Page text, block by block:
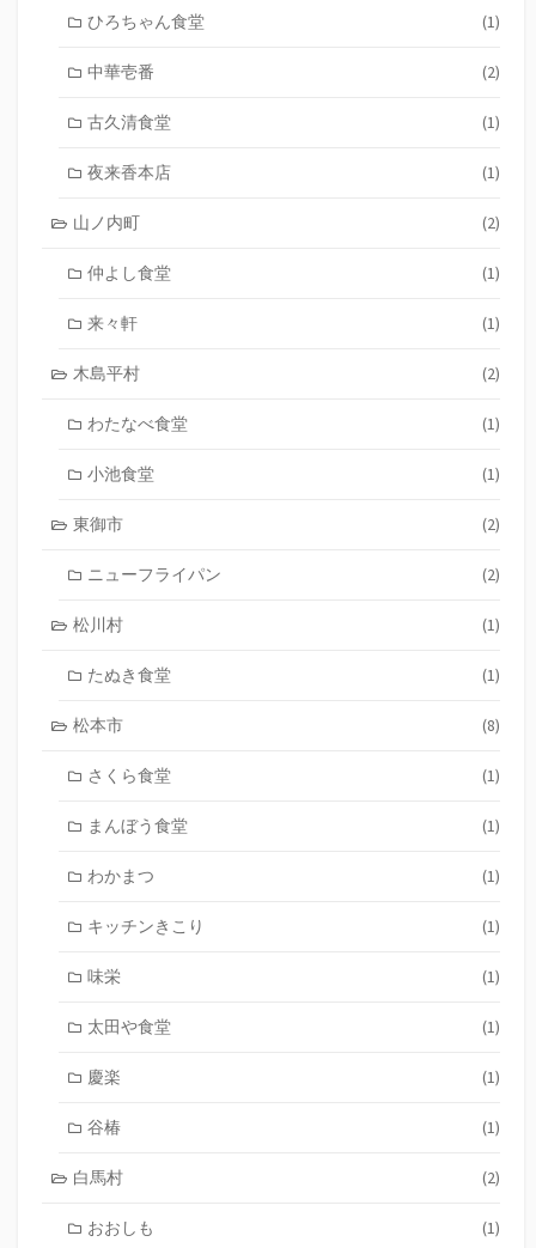
ひろちゃん食堂 (1)
中華壱番 (2)
古久清食堂 (1)
夜来香本店 (1)
山ノ内町 (2)
仲よし食堂 (1)
来々軒 (1)
木島平村 (2)
わたなべ食堂 (1)
小池食堂 (1)
東御市 (2)
ニューフライパン (2)
松川村 (1)
たぬき食堂 (1)
松本市 (8)
さくら食堂 (1)
まんぼう食堂 (1)
わかまつ (1)
キッチンきこり (1)
味栄 (1)
太田や食堂 (1)
慶楽 (1)
谷椿 (1)
白馬村 (2)
おおしも (1)